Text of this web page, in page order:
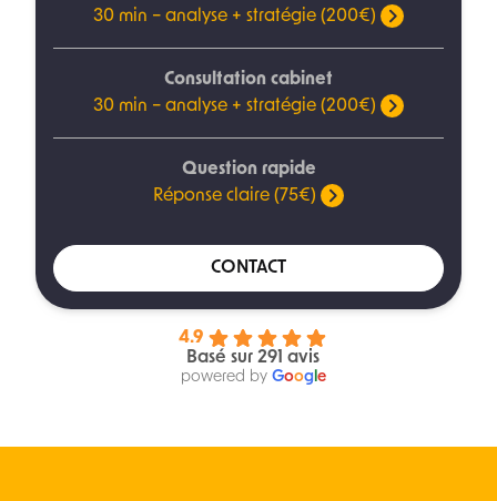
30 min – analyse + stratégie (200€)
Consultation cabinet
30 min – analyse + stratégie (200€)
Question rapide
Réponse claire (75€)
CONTACT
4.9
Basé sur 291 avis
powered by Googl e